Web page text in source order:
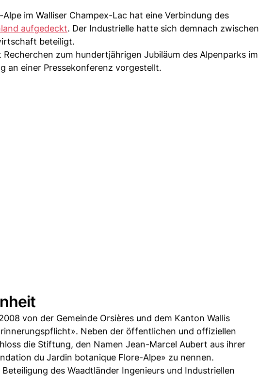
im Walliser Champex-Lac hat eine Verbindung des
aufgedeckt. Der Industrielle hatte sich demnach zwischen
beteiligt.
zum hundertjährigen Jubiläum des Alpenparks im
an einer Pressekonferenz vorgestellt.
von der Gemeinde Orsières und dem Kanton Wallis
Neben der öffentlichen und offiziellen
die Stiftung, den Namen Jean-Marcel Aubert aus ihrer
du Jardin botanique Flore-Alpe» zu nennen.
des Waadtländer Ingenieurs und Industriellen